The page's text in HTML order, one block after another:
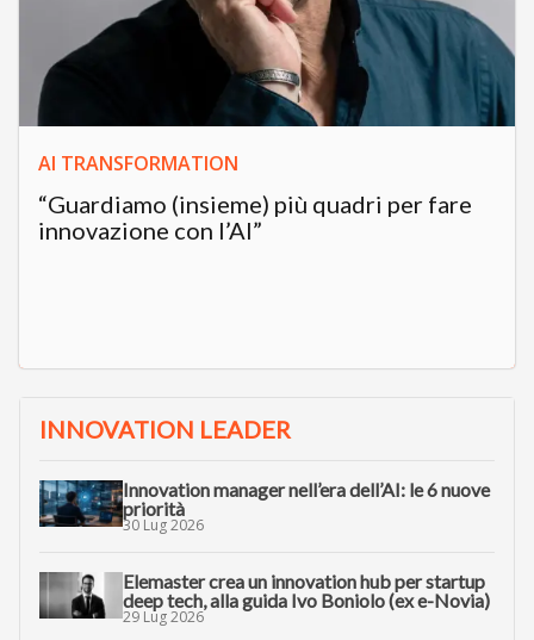
AI TRANSFORMATION
“Guardiamo (insieme) più quadri per fare
innovazione con l’AI”
INNOVATION LEADER
Innovation manager nell’era dell’AI: le 6 nuove
priorità
30 Lug 2026
Elemaster crea un innovation hub per startup
deep tech, alla guida Ivo Boniolo (ex e-Novia)
29 Lug 2026